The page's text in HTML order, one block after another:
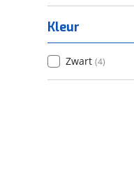
Kleur
Zwart (4)